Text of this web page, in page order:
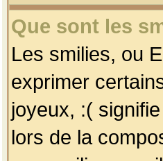
Que sont les
Les smilies, ou
exprimer
joyeux, :(
lors de la